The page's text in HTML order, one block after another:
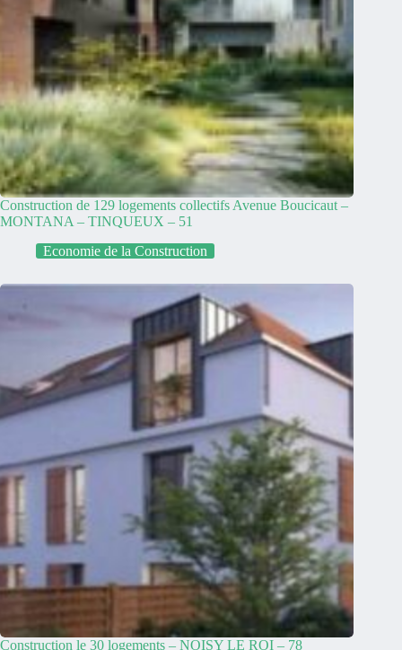
Construction de 129 logements collectifs Avenue Boucicaut –
MONTANA – TINQUEUX – 51
Economie de la Construction
Construction le 30 logements – NOISY LE ROI – 78